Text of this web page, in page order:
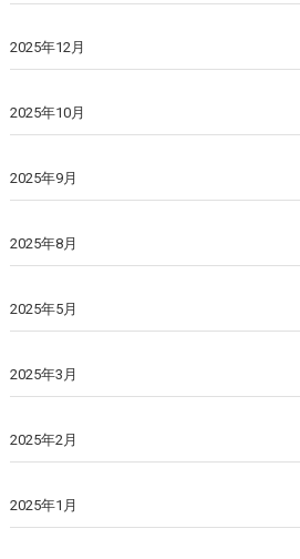
2025年12月
2025年10月
2025年9月
2025年8月
2025年5月
2025年3月
2025年2月
2025年1月